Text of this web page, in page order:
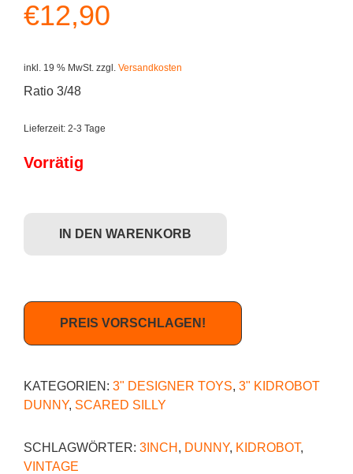
€12,90
inkl. 19 % MwSt. zzgl. Versandkosten
Ratio 3/48
Lieferzeit: 2-3 Tage
Vorrätig
IN DEN WARENKORB
PREIS VORSCHLAGEN!
KATEGORIEN: 3" DESIGNER TOYS, 3" KIDROBOT
DUNNY, SCARED SILLY
SCHLAGWÖRTER: 3INCH , DUNNY, KIDROBOT,
VINTAGE